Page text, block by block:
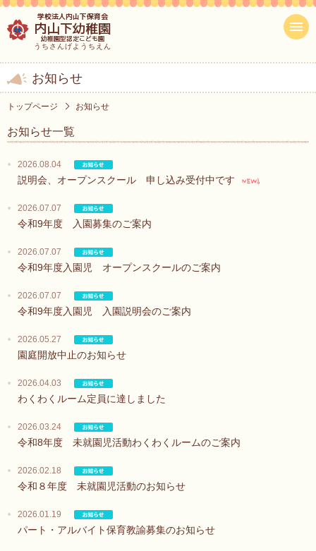
学校法人内山下保育会
内山下幼稚園
幼稚園型認定こども園
うちさんげようちえん
お知らせ
トップページ お知らせ
お知らせ一覧
2026.08.04
説明会、オープンスクール 申し込み受付中です
2026.07.07
令和9年度 入園募集のご案内
2026.07.07
令和9年度入園児 オープンスクールのご案内
2026.07.07
令和9年度入園児 入園説明会のご案内
2026.05.27
園庭開放中止のお知らせ
2026.04.03
わくわくルーム定員に達しました
2026.03.24
令和8年度 未就園児活動わくわくルームのご案内
2026.02.18
令和８年度 未就園児活動のお知らせ
2026.01.19
パート・アルバイト保育教諭募集のお知らせ